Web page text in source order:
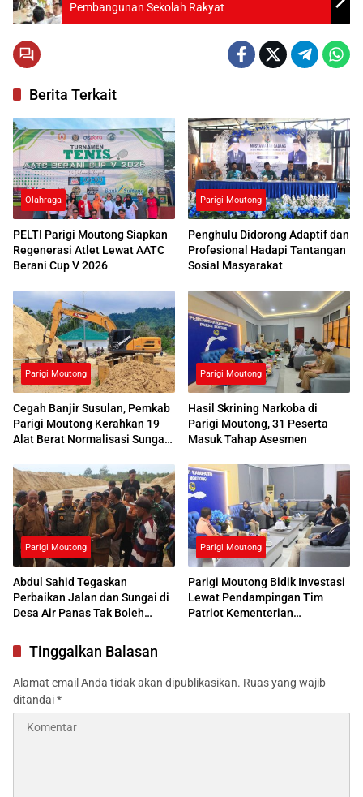
Pembangunan Sekolah Rakyat
Berita Terkait
Olahraga
PELTI Parigi Moutong Siapkan
Regenerasi Atlet Lewat AATC
Berani Cup V 2026
Parigi Moutong
Penghulu Didorong Adaptif dan
Profesional Hadapi Tantangan
Sosial Masyarakat
Parigi Moutong
Cegah Banjir Susulan, Pemkab
Parigi Moutong Kerahkan 19
Alat Berat Normalisasi Sungai
Parigi Moutong
Hasil Skrining Narkoba di
Parigi Moutong, 31 Peserta
Masuk Tahap Asesmen
Parigi Moutong
Abdul Sahid Tegaskan
Perbaikan Jalan dan Sungai di
Desa Air Panas Tak Boleh
Parigi Moutong
Parigi Moutong Bidik Investasi
Lewat Pendampingan Tim
Patriot Kementerian
Tinggalkan Balasan
Alamat email Anda tidak akan dipublikasikan. Ruas yang wajib
ditandai*